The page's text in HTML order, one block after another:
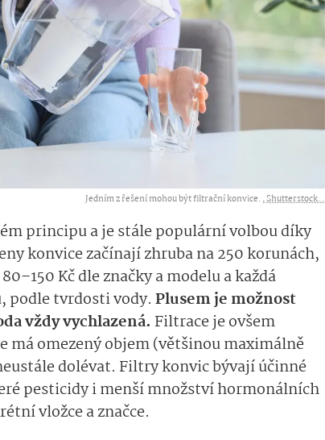
Jedním z řešení mohou být filtrační konvice. ,Shutterstock...
principu a je stále populární volbou díky
konvice začínají zhruba na 250 korunách,
Kč dle značky a modelu a každá
podle tvrdosti vody. Plusem je možnost
vždy vychlazená. Filtrace je ovšem
má omezený objem (většinou maximálně
dolévat. Filtry konvic bývají účinné
pesticidy i menší množství hormonálních
vložce a značce.